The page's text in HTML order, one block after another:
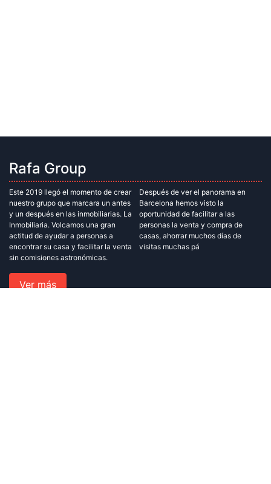
Rafa Group
Este 2019 llegó el momento de crear
nuestro grupo que marcara un antes
y un después en las inmobiliarias. La
Inmobiliaria. Volcamos una gran
actitud de ayudar a personas a
encontrar su casa y facilitar la venta
sin comisiones astronómicas.
Después de ver el panorama en
Barcelona hemos visto la
oportunidad de facilitar a las
personas la venta y compra de
casas, ahorrar muchos días de
visitas muchas pá
Ver más